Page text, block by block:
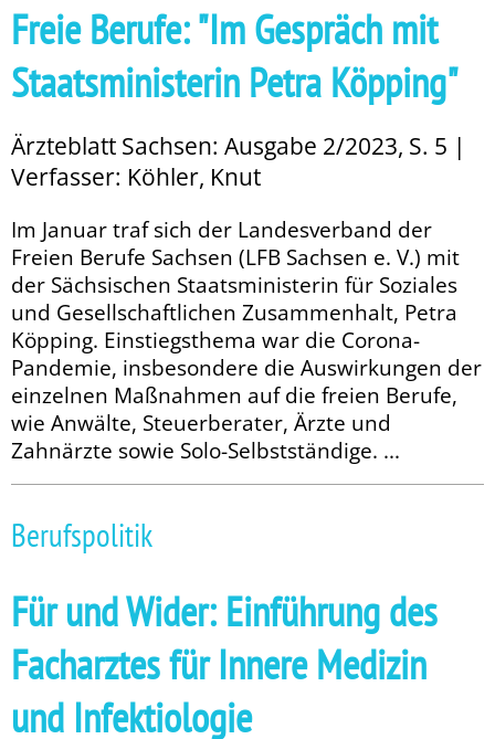
Freie Berufe: "Im Gespräch mit
Staatsministerin Petra Köpping"
Ärzteblatt Sachsen: Ausgabe 2/2023, S. 5 |
Verfasser: Köhler, Knut
Im Januar traf sich der Landesverband der
Freien Berufe Sachsen (LFB Sachsen e. V.) mit
der Sächsischen Staatsministerin für Soziales
und Gesellschaftlichen Zusammenhalt, Petra
Köpping. Einstiegsthema war die Co­­rona-
Pandemie, insbesondere die Auswirkungen der
einzelnen Maßnahmen auf die freien Berufe,
wie Anwälte, Steuerberater, Ärzte und
Zahnärzte sowie Solo-Selbstständige. ...
Berufspolitik
Für und Wider: Einführung des
Facharztes für Innere Medizin
und Infektiologie